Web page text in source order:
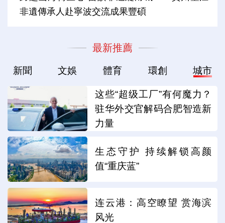
非遺傳承人赴寧波交流成果豐碩
最新推薦
新聞 文娛 體育 環創 城市
这些“超级工厂”有何魔力？
驻华外交官解码合肥智造新
力量
生态守护 持续解锁高颜
值“重庆蓝”
连云港：高空瞭望 赏海滨
风光